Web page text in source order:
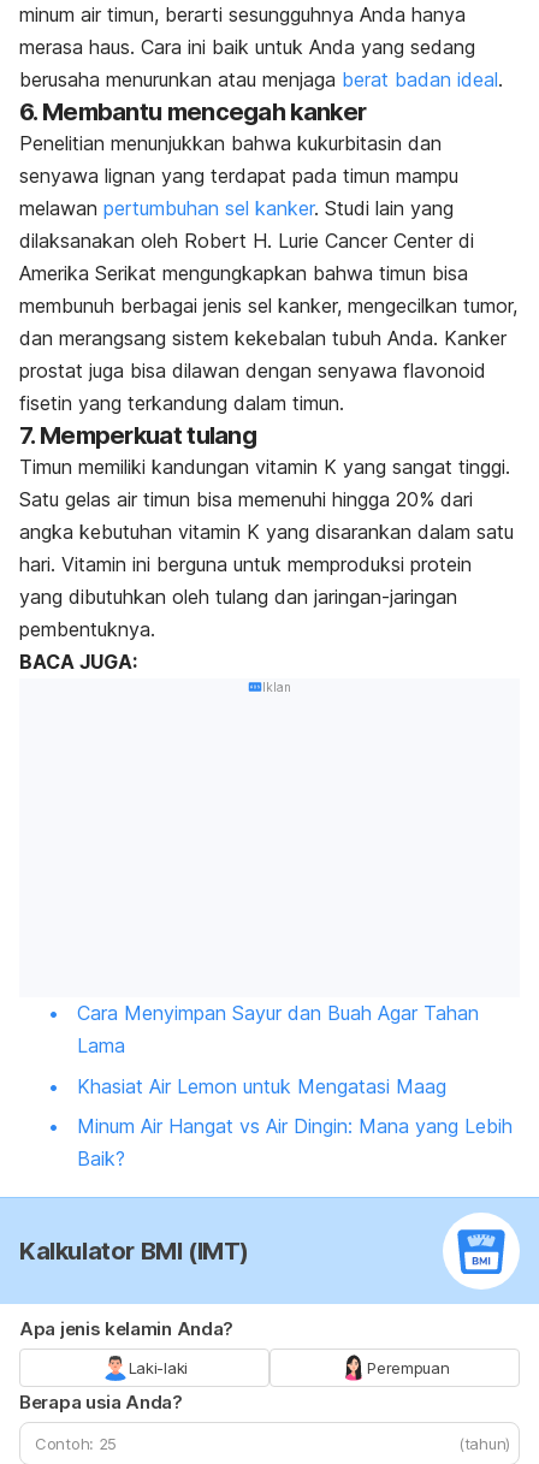
minum air timun, berarti sesungguhnya Anda hanya
merasa haus. Cara ini baik untuk Anda yang sedang
berusaha menurunkan atau menjaga berat badan ideal.
6. Membantu mencegah kanker
Penelitian menunjukkan bahwa kukurbitasin dan
senyawa lignan yang terdapat pada timun mampu
melawan pertumbuhan sel kanker. Studi lain yang
dilaksanakan oleh Robert H. Lurie Cancer Center di
Amerika Serikat mengungkapkan bahwa timun bisa
membunuh berbagai jenis sel kanker, mengecilkan tumor,
dan merangsang sistem kekebalan tubuh Anda. Kanker
prostat juga bisa dilawan dengan senyawa flavonoid
fisetin yang terkandung dalam timun.
7. Memperkuat tulang
Timun memiliki kandungan vitamin K yang sangat tinggi.
Satu gelas air timun bisa memenuhi hingga 20% dari
angka kebutuhan vitamin K yang disarankan dalam satu
hari. Vitamin ini berguna untuk memproduksi protein
yang dibutuhkan oleh tulang dan jaringan-jaringan
pembentuknya.
BACA JUGA:
Iklan
Cara Menyimpan Sayur dan Buah Agar Tahan
Lama
Khasiat Air Lemon untuk Mengatasi Maag
Minum Air Hangat vs Air Dingin: Mana yang Lebih
Baik?
Kalkulator BMI (IMT)
Apa jenis kelamin Anda?
Laki-laki Perempuan
Berapa usia Anda?
(tahun)